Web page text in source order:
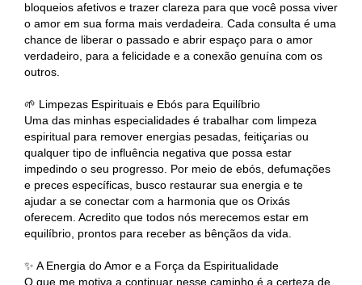
bloqueios afetivos e trazer clareza para que você possa viver
o amor em sua forma mais verdadeira. Cada consulta é uma
chance de liberar o passado e abrir espaço para o amor
verdadeiro, para a felicidade e a conexão genuína com os
outros.
🌱 Limpezas Espirituais e Ebós para Equilíbrio
Uma das minhas especialidades é trabalhar com limpeza
espiritual para remover energias pesadas, feitiçarias ou
qualquer tipo de influência negativa que possa estar
impedindo o seu progresso. Por meio de ebós, defumações
e preces específicas, busco restaurar sua energia e te
ajudar a se conectar com a harmonia que os Orixás
oferecem. Acredito que todos nós merecemos estar em
equilíbrio, prontos para receber as bênçãos da vida.
✨ A Energia do Amor e a Força da Espiritualidade
O que me motiva a continuar nesse caminho é a certeza de